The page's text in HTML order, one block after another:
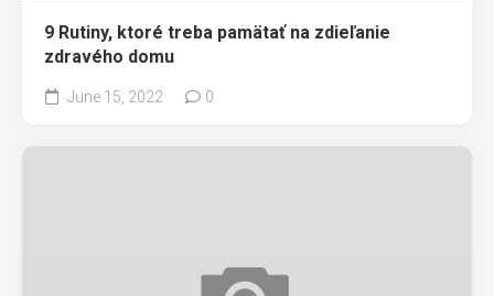
9 Rutiny, ktoré treba pamätať na zdieľanie
zdravého domu
June 15, 2022 0